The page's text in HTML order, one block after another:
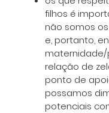
filhos é
não somos
e, portanto,
relação de
ponto de
possamos
potenciais